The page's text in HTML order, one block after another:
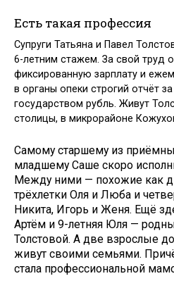
Есть такая профессия
Супруги Татьяна и Павел
6-летним стажем. За свой труд
фиксированную зарплату и
в органы опеки строгий отчёт
государством рубль. Живут
столицы, в микрорайоне
Самому старшему из
младшему Саше скоро
Между ними — похожие как
трёхлетки Оля и Люба и
Никита, Игорь и Женя. Ещё
Артём и 9-летняя Юля —
Толстовой. А две взрослые
живут своими семьями.
стала профессиональной